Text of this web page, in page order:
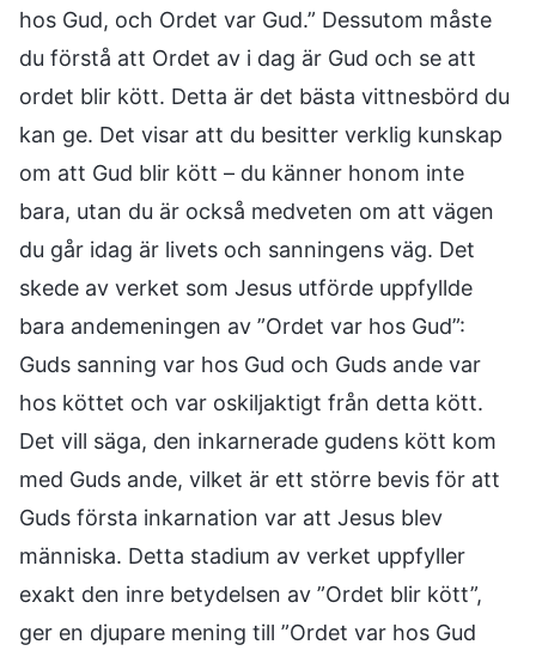
hos Gud, och Ordet var Gud.” Dessutom måste
du förstå att Ordet av i dag är Gud och se att
ordet blir kött. Detta är det bästa vittnesbörd du
kan ge. Det visar att du besitter verklig kunskap
om att Gud blir kött – du känner honom inte
bara, utan du är också medveten om att vägen
du går idag är livets och sanningens väg. Det
skede av verket som Jesus utförde uppfyllde
bara andemeningen av ”Ordet var hos Gud”:
Guds sanning var hos Gud och Guds ande var
hos köttet och var oskiljaktigt från detta kött.
Det vill säga, den inkarnerade gudens kött kom
med Guds ande, vilket är ett större bevis för att
Guds första inkarnation var att Jesus blev
människa. Detta stadium av verket uppfyller
exakt den inre betydelsen av ”Ordet blir kött”,
ger en djupare mening till ”Ordet var hos Gud